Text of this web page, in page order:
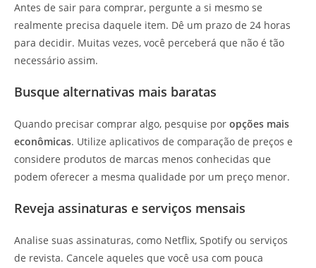
Antes de sair para comprar, pergunte a si mesmo se
realmente precisa daquele item. Dê um prazo de 24 horas
para decidir. Muitas vezes, você perceberá que não é tão
necessário assim.
Busque alternativas mais baratas
Quando precisar comprar algo, pesquise por opções mais
econômicas. Utilize aplicativos de comparação de preços e
considere produtos de marcas menos conhecidas que
podem oferecer a mesma qualidade por um preço menor.
Reveja assinaturas e serviços mensais
Analise suas assinaturas, como Netflix, Spotify ou serviços
de revista. Cancele aqueles que você usa com pouca